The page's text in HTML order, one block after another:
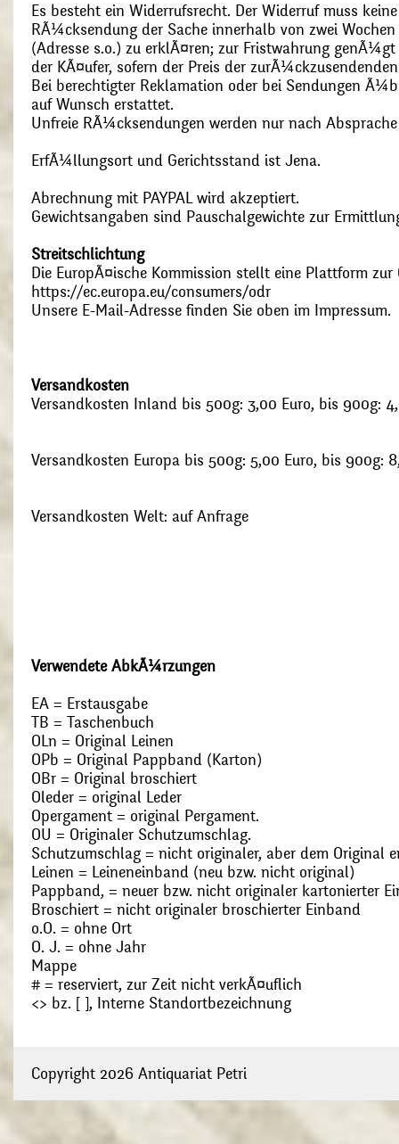
Es besteht ein Widerrufsrecht. Der Widerruf muss
RÃ¼cksendung der Sache innerhalb von zwei
(Adresse s.o.) zu erklÃ¤ren; zur Fristwahrung
der KÃ¤ufer, sofern der Preis der
Bei berechtigter Reklamation oder bei Sendungen
auf Wunsch erstattet.
Unfreie RÃ¼cksendungen werden nur nach
ErfÃ¼llungsort und Gerichtsstand ist Jena.
Abrechnung mit PAYPAL wird akzeptiert.
Gewichtsangaben sind Pauschalgewichte zur
Streitschlichtung
Die EuropÃ¤ische Kommission stellt eine Plattform
https://ec.europa.eu/consumers/odr
Unsere E-Mail-Adresse finden Sie oben im Impressum.
Versandkosten
Versandkosten Inland bis 500g: 3,00 Euro, bis 900g:
Versandkosten Europa bis 500g: 5,00 Euro, bis 900g:
Versandkosten Welt: auf Anfrage
Verwendete AbkÃ¼rzungen
EA = Erstausgabe
TB = Taschenbuch
OLn = Original Leinen
OPb = Original Pappband (Karton)
OBr = Original broschiert
Oleder = original Leder
Opergament = original Pergament.
OU = Originaler Schutzumschlag.
Schutzumschlag = nicht originaler, aber dem Original
Leinen = Leineneinband (neu bzw. nicht original)
Pappband, = neuer bzw. nicht originaler kartonierter
Broschiert = nicht originaler broschierter Einband
o.O. = ohne Ort
O. J. = ohne Jahr
Mappe
# = reserviert, zur Zeit nicht verkÃ¤uflich
<> bz. [ ], Interne Standortbezeichnung
Copyright 2026 Antiquariat Petri